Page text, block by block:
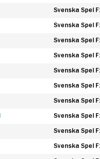
Svenska Spel
Svenska Spel
Svenska Spel
Svenska Spel
Svenska Spel
Svenska Spel
Svenska Spel
Svenska Spel
Svenska Spel
Svenska Spel